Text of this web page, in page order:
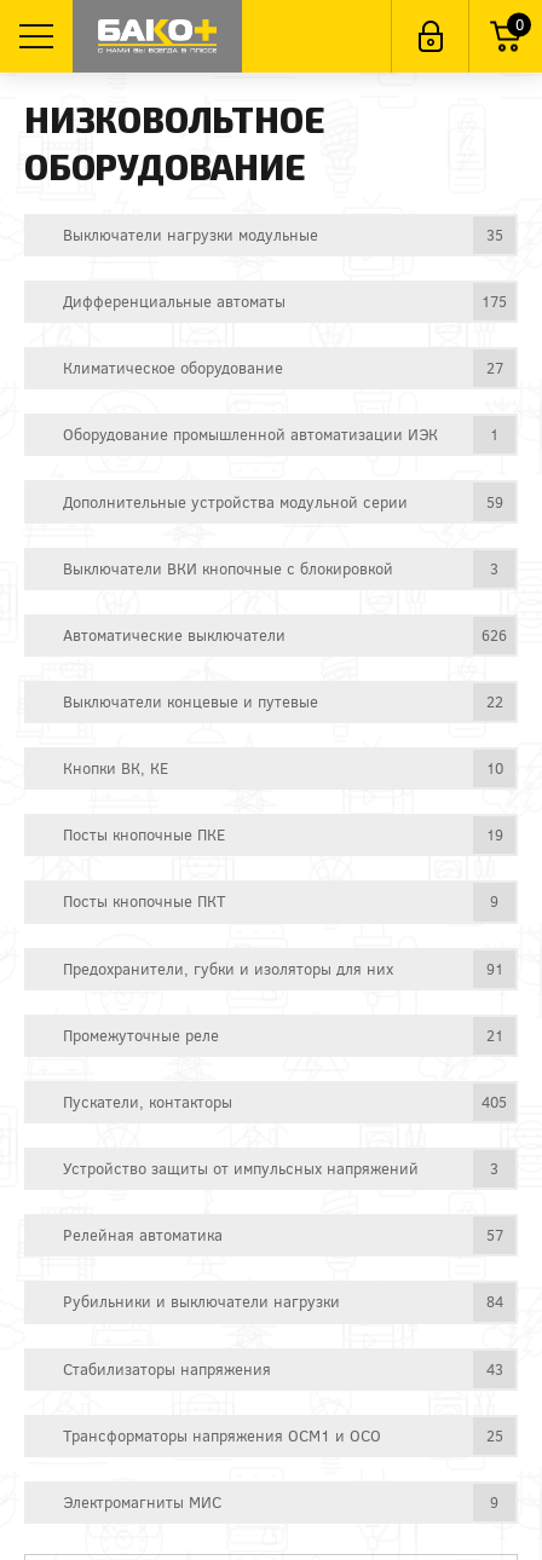
0
НИЗКОВОЛЬТНОЕ
ОБОРУДОВАНИЕ
Выключатели нагрузки модульные 35
Дифференциальные автоматы 175
Климатическое оборудование 27
Оборудование промышленной автоматизации ИЭК 1
Дополнительные устройства модульной серии 59
Выключатели ВКИ кнопочные с блокировкой 3
Автоматические выключатели 626
Выключатели концевые и путевые 22
Кнопки ВК, КЕ 10
Посты кнопочные ПКЕ 19
Посты кнопочные ПКТ 9
Предохранители, губки и изоляторы для них 91
Промежуточные реле 21
Пускатели, контакторы 405
Устройство защиты от импульсных напряжений 3
Релейная автоматика 57
Рубильники и выключатели нагрузки 84
Стабилизаторы напряжения 43
Трансформаторы напряжения ОСМ1 и ОСО 25
Электромагниты МИС 9